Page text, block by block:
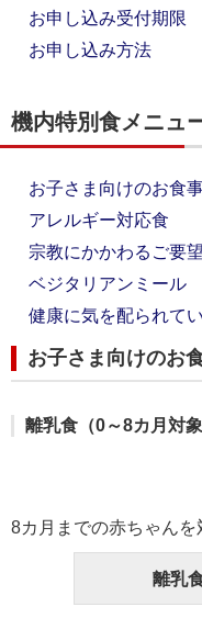
お申し込み受付期限
お申し込み方法
機内特別食メニュ
お子さま向けのお食
アレルギー対応食
宗教にかかわるご要
ベジタリアンミール
健康に気を配られて
お子さま向けのお
離乳食（0～8カ月対
8カ月までの赤ちゃんを
離乳